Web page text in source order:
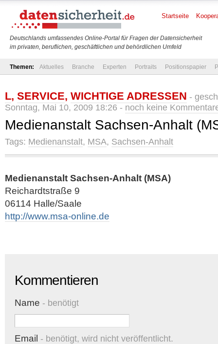
Deutschlands umfassendes Online-Portal für Fragen der Datensicherheit
im privaten, beruflichen, geschäftlichen und behördlichen Umfeld
Startseite
Themen: Aktuelles Branche Experten Portraits Positionspapier
L, SERVICE, WICHTIGE ADRESSEN -
Sonntag, Mai 10, 2009 18:26 - noch keine
Medienanstalt Sachsen-Anhalt
Tags: Medienanstalt, MSA, Sachsen-Anhalt
Medienanstalt Sachsen-Anhalt (MSA)
Reichardtstraße 9
06114 Halle/Saale
http://www.msa-online.de
Kommentieren
Name - benötigt
Email - benötigt, wird nicht veröffentlicht.